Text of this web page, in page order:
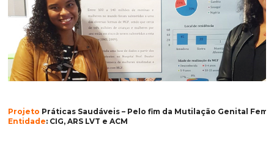
Projeto Práticas Saudáveis – Pelo fim da Mutilação Genital
Entidade: CIG, ARS LVT e ACM